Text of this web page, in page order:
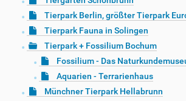
Tierpark Berlin, größter Tierpark
Tierpark Fauna in Solingen
Tierpark + Fossilium Bochum
Fossilium - Das
Aquarien - Terrarienhaus
Münchner Tierpark Hellabrunn